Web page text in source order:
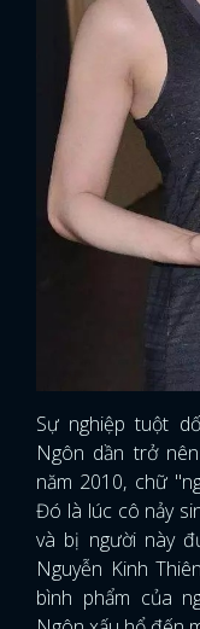
Sự nghiệp tuột
Ngôn dần trở
năm 2010, chữ
Đó là lúc cô nảy
và bị người này
Nguyễn Kinh
bình phẩm của